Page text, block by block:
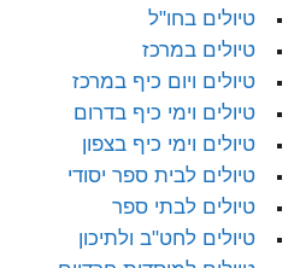
טיולים בחו"ל
טיולים במרכז
טיולים ויום כיף במרכז
טיולים וימי כיף בדרום
טיולים וימי כיף בצפון
טיולים לבית ספר יסודי
טיולים לבתי ספר
טיולים לחט"ב ולתיכון